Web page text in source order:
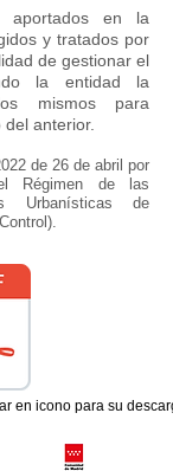
aportados en la
y tratados por
de gestionar el
la entidad la
mismos para
anterior.
de 26 de abril por
Régimen de las
Urbanísticas de
en icono para su